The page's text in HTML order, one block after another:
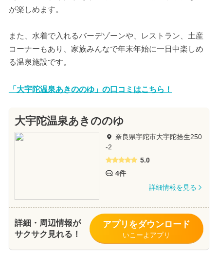
が楽しめます。
また、水着で入れるバーデゾーンや、レストラン、土産
コーナーもあり、家族みんなで年末年始に一日中楽しめ
る温泉施設です。
「大宇陀温泉あきののゆ」の口コミはこちら！
大宇陀温泉あきののゆ
奈良県宇陀市大宇陀拾生250
-2
5.0
4件
詳細情報を見る
詳細・周辺情報が
サクサク見れる！
アプリをダウンロード
いこーよアプリ